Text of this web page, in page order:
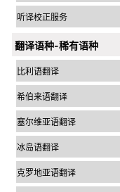
听译校正服务
翻译语种-稀有语种
比利语翻译
希伯来语翻译
塞尔维亚语翻译
冰岛语翻译
克罗地亚语翻译